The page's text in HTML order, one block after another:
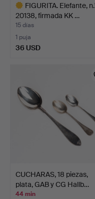
FIGURITA. Elefante,
20138, firmada KK …
15 días
1 puja
36 USD
CUCHARAS, 18 piezas,
plata, GAB y CG Hallb…
44 min